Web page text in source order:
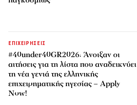
ΕΠΙΧΕΙΡΗΣΕΙΣ
#40under40GR2026: Άνοιξαν οι
αιτήσεις για τη λίστα που αναδεικνύει
τη νέα γενιά της ελληνικής
επιχειρηματικής ηγεσίας – Apply
Now!